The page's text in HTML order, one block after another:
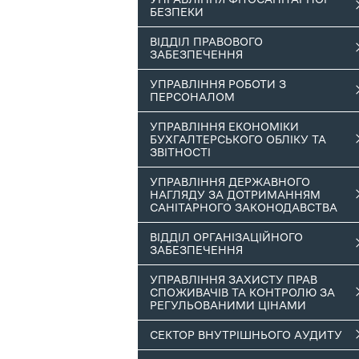
БЕЗПЕКИ
ВІДДІЛ ПРАВОВОГО
ЗАБЕЗПЕЧЕННЯ
УПРАВЛІННЯ РОБОТИ З
ПЕРСОНАЛОМ
УПРАВЛІННЯ ЕКОНОМІКИ
БУХГАЛТЕРСЬКОГО ОБЛІКУ ТА
ЗВІТНОСТІ
УПРАВЛІННЯ ДЕРЖАВНОГО
НАГЛЯДУ ЗА ДОТРИМАННЯМ
САНІТАРНОГО ЗАКОНОДАВСТВА
ВІДДІЛ ОРГАНІЗАЦІЙНОГО
ЗАБЕЗПЕЧЕННЯ
УПРАВЛІННЯ ЗАХИСТУ ПРАВ
СПОЖИВАЧІВ ТА КОНТРОЛЮ ЗА
РЕГУЛЬОВАНИМИ ЦІНАМИ
СЕКТОР ВНУТРІШНЬОГО АУДИТУ